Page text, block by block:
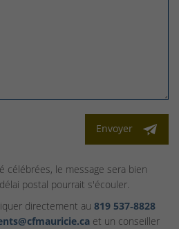
Envoyer
célébrées, le message sera bien
postal pourrait s'écouler.
directement au 819 537‑8828
et un conseiller